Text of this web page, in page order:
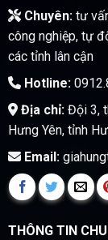
Chuyên:tư
công nghiệp, tự
các tỉnh lân cận
Hotline:
Địa chỉ:Đội 3,
Hưng Yên, tỉnh
Email:
THÔNG TIN